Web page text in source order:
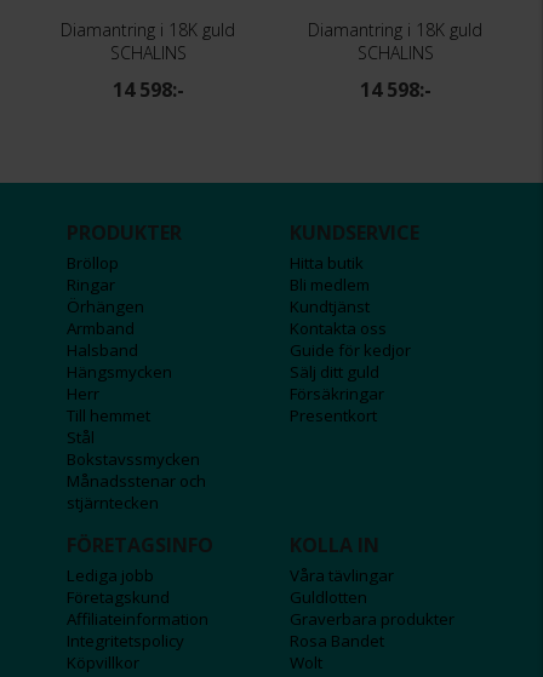
Diamantring i 18K guld
SCHALINS
14 598:-
Diamantring i 18K guld
SCHALINS
14 598:-
PRODUKTER
Bröllop
Ringar
Örhängen
Armband
Halsband
Hängsmycken
Herr
Till hemmet
Stål
Bokstavssmycken
Månadsstenar och
stjärntecken
KUNDSERVICE
Hitta butik
Bli medlem
Kundtjänst
Kontakta oss
Guide för kedjor
Sälj ditt guld
Försäkringar
Presentkort
FÖRETAGSINFO
Lediga jobb
Företagskund
Affiliateinformation
Integritetspolicy
Köpvillkor
KOLLA IN
Våra tävlingar
Guldlotten
Graverbara produkter
Rosa Bandet
Wolt